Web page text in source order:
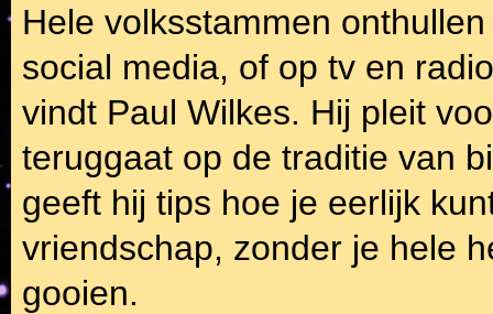
Hele volksstammen
social media, of op tv en
vindt Paul Wilkes. Hij pleit
teruggaat op de traditie van
geeft hij tips hoe je eerlijk
vriendschap, zonder je hele
gooien.